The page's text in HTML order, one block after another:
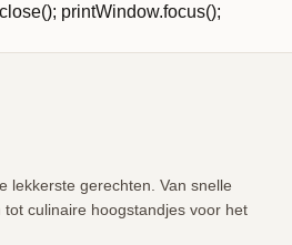
printWindow.focus();
lekkerste gerechten. Van snelle
culinaire hoogstandjes voor het